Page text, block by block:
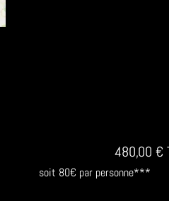
480,00 €
soit 80€ par personne***